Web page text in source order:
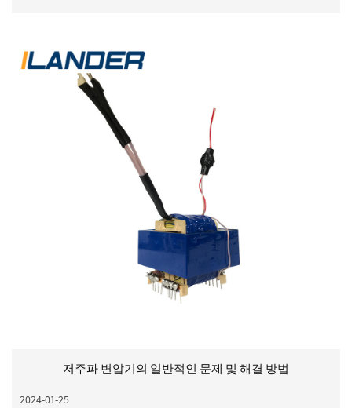
저주파 변압기의 일반적인 문제 및 해결 방법
2024-01-25